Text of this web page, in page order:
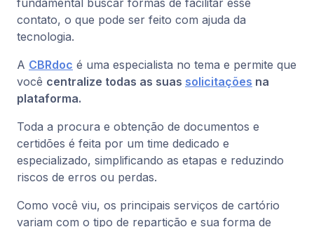
fundamental buscar formas de facilitar esse
contato, o que pode ser feito com ajuda da
tecnologia.
A CBRdoc é uma especialista no tema e permite que
você centralize todas as suas solicitações na
plataforma.
Toda a procura e obtenção de documentos e
certidões é feita por um time dedicado e
especializado, simplificando as etapas e reduzindo
riscos de erros ou perdas.
Como você viu, os principais serviços de cartório
variam com o tipo de repartição e sua forma de